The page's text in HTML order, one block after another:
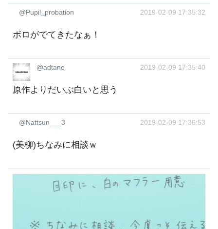
@Pupil_probation 2019-02-09 17:35:32
ボロがでてきたなぁ！
@adtane 2019-02-09 17:35:40
原作よりだいぶ白いと思う
@Nattsun___3 2019-02-09 17:36:53
(美柳)ちなみに相談ｗ